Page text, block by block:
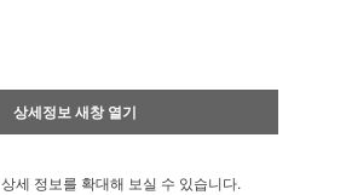
상세정보 새창 열기
상세 정보를 확대해 보실 수 있습니다.